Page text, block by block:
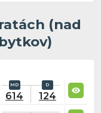
(nad
614 124